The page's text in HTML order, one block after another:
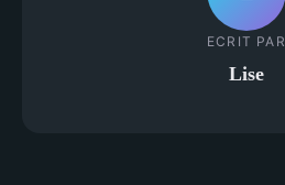
ECRIT PAR
Lise